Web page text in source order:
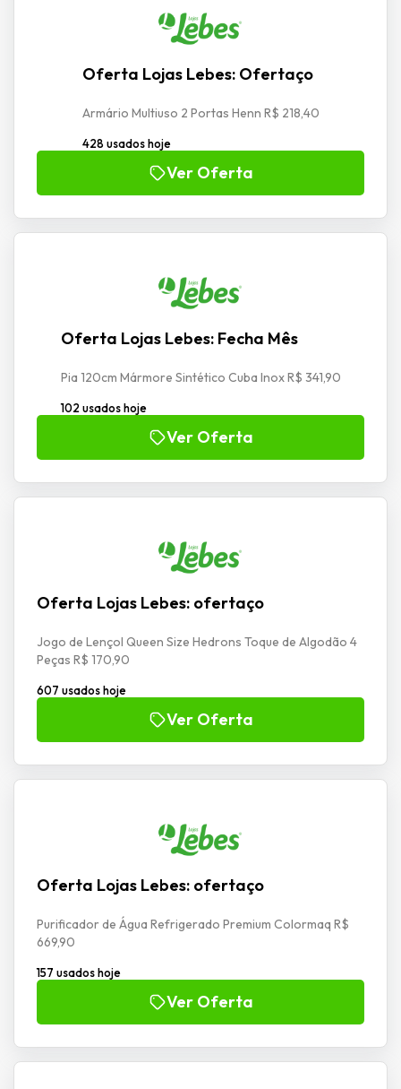
Oferta Lojas Lebes: Ofertaço
Armário Multiuso 2 Portas Henn R$ 218,40
428 usados hoje
Ver Oferta
Oferta Lojas Lebes: Fecha Mês
Pia 120cm Mármore Sintético Cuba Inox R$ 341,90
102 usados hoje
Ver Oferta
Oferta Lojas Lebes: ofertaço
Jogo de Lençol Queen Size Hedrons Toque de Algodão 4
Peças R$ 170,90
607 usados hoje
Ver Oferta
Oferta Lojas Lebes: ofertaço
Purificador de Água Refrigerado Premium Colormaq R$
669,90
157 usados hoje
Ver Oferta